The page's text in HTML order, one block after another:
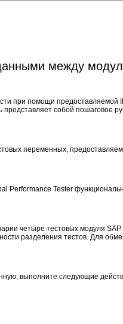
между
при помощи
собой
переменных,
Performance Tester
четыре тестовых модуля
разделения тестов. Для
выполните следующие